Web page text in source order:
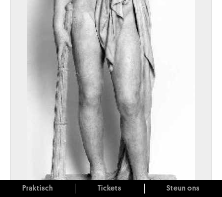
Praktisch Tickets Steun ons